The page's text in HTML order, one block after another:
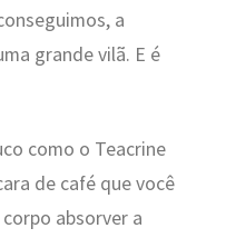
a
grande vilã. E é
como o Teacrine
de café que você
absorver a